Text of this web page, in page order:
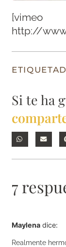
[vimeo
http://
Si te ha
7
Maylena dice:
Realmente